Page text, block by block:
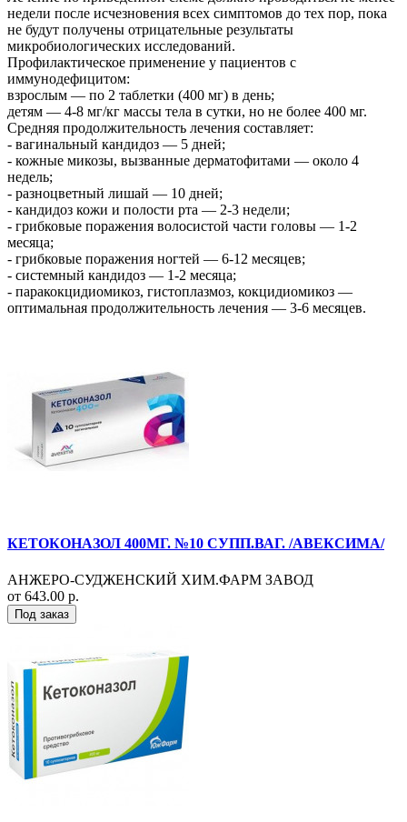
недели после исчезновения всех симптомов до тех пор, пока
не будут получены отрицательные результаты
микробиологических исследований.
Профилактическое применение у пациентов с
иммунодефицитом:
взрослым — по 2 таблетки (400 мг) в день;
детям — 4-8 мг/кг массы тела в сутки, но не более 400 мг.
Средняя продолжительность лечения составляет:
- вагинальный кандидоз — 5 дней;
- кожные микозы, вызванные дерматофитами — около 4
недель;
- разноцветный лишай — 10 дней;
- кандидоз кожи и полости рта — 2-3 недели;
- грибковые поражения волосистой части головы — 1-2
месяца;
- грибковые поражения ногтей — 6-12 месяцев;
- системный кандидоз — 1-2 месяца;
- паракокцидиомикоз, гистоплазмоз, кокцидиомикоз —
оптимальная продолжительность лечения — 3-6 месяцев.
КЕТОКОНАЗОЛ 400МГ. №10 СУПП.ВАГ. /АВЕКСИМА/
АНЖЕРО-СУДЖЕНСКИЙ ХИМ.ФАРМ ЗАВОД
от 643.00 р.
Под заказ